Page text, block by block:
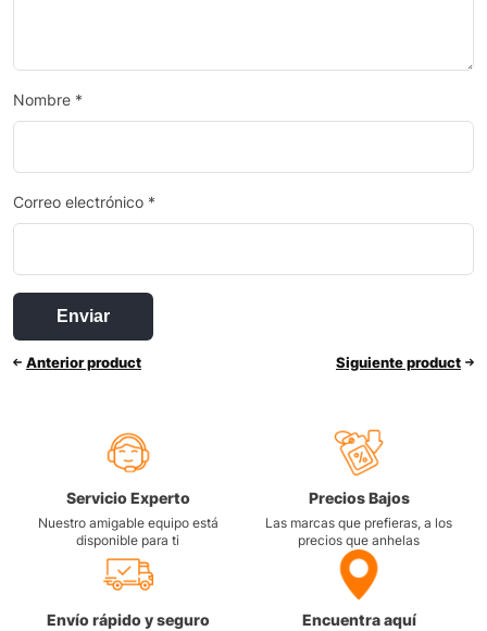
Nombre *
Correo electrónico *
Anterior product Siguiente product
Servicio Experto
Nuestro amigable equipo está
disponible para ti
Precios Bajos
Las marcas que prefieras, a los
precios que anhelas
Envío rápido y seguro Encuentra aquí